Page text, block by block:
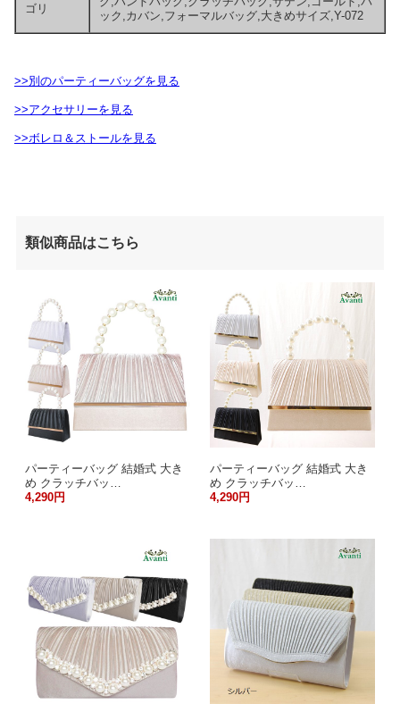
ゴリ
ック,カバン,フォーマルバッグ,大きめサイズ,Y-072
>>別のパーティーバッグを見る
>>アクセサリーを見る
>>ボレロ＆ストールを見る
類似商品はこちら
パーティーバッグ 結婚式 大き
め クラッチバッ…
4,290円
パーティーバッグ 結婚式 大き
め クラッチバッ…
4,290円